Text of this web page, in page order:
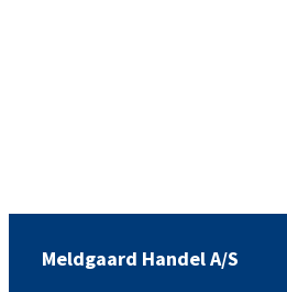
Meldgaard Handel A/S